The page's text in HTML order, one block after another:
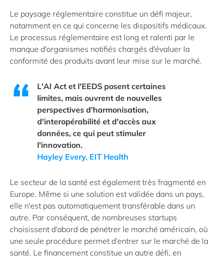
Le paysage réglementaire constitue un défi majeur,
notamment en ce qui concerne les dispositifs médicaux.
Le processus réglementaire est long et ralenti par le
manque d'organismes notifiés chargés d'évaluer la
conformité des produits avant leur mise sur le marché.
L'AI Act et l'EEDS posent certaines
limites, mais ouvrent de nouvelles
perspectives d'harmonisation,
d'interopérabilité et d'accès aux
données, ce qui peut stimuler
l'innovation.
Hayley Every, EIT Health
Le secteur de la santé est également très fragmenté en
Europe. Même si une solution est validée dans un pays,
elle n'est pas automatiquement transférable dans un
autre. Par conséquent, de nombreuses startups
choisissent d'abord de pénétrer le marché américain, où
une seule procédure permet d’entrer sur le marché de la
santé. Le financement constitue un autre défi, en